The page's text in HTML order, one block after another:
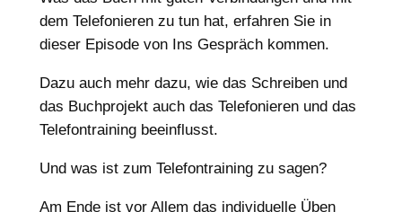
dem Telefonieren zu tun hat, erfahren Sie in
dieser Episode von Ins Gespräch kommen.
Dazu auch mehr dazu, wie das Schreiben und
das Buchprojekt auch das Telefonieren und das
Telefontraining beeinflusst.
Und was ist zum Telefontraining zu sagen?
Am Ende ist vor Allem das individuelle Üben